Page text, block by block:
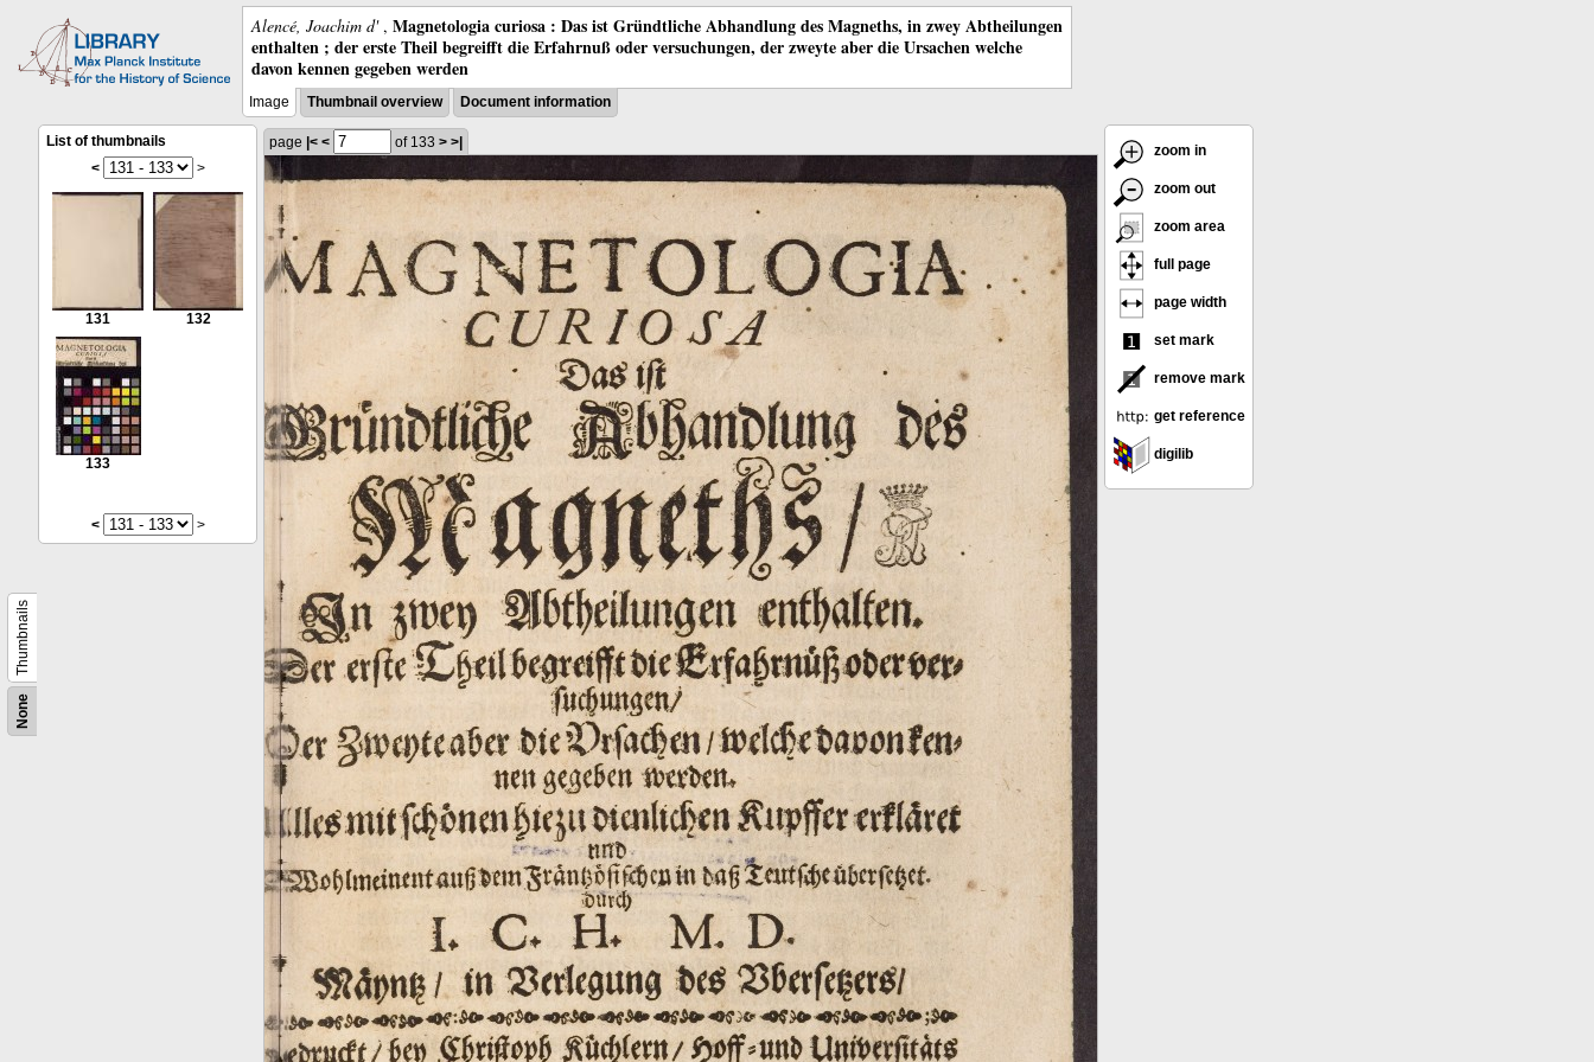
Alencé, Joachim d', Magnetologia curiosa : Das ist Gründtliche Abhandlung des Magneths, in zwey Abtheilungen
enthalten ; der erste Theil begreifft die Erfahrnuß oder versuchungen, der zweyte aber die Ursachen welche
davon kennen gegeben werden
Image Thumbnail overview Document information
None
Thumbnails
List of thumbnails
<
>
131 132
133
< >
page |< < of 133 > >|
zoom in
zoom out
zoom area
full page
page width
set mark
remove mark
get reference
digilib